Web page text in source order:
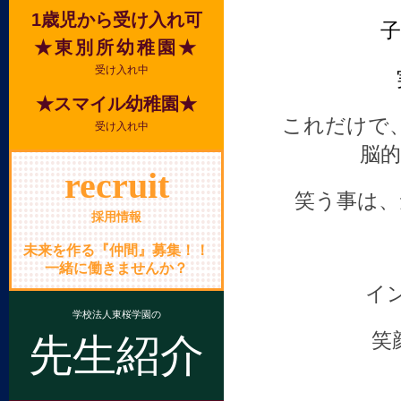
これだけで
脳
笑う事は
イ
笑
1歳児から受け入れ可
★東別所幼稚園★
受け入れ中
★スマイル幼稚園★
受け入れ中
recruit
採用情報
未来を作る『仲間』募集！！
一緒に働きませんか？
学校法人東桜学園の
先生紹介